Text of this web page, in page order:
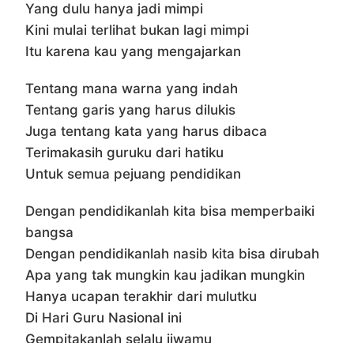
Yang dulu hanya jadi mimpi
Kini mulai terlihat bukan lagi mimpi
Itu karena kau yang mengajarkan
Tentang mana warna yang indah
Tentang garis yang harus dilukis
Juga tentang kata yang harus dibaca
Terimakasih guruku dari hatiku
Untuk semua pejuang pendidikan
Dengan pendidikanlah kita bisa memperbaiki
bangsa
Dengan pendidikanlah nasib kita bisa dirubah
Apa yang tak mungkin kau jadikan mungkin
Hanya ucapan terakhir dari mulutku
Di Hari Guru Nasional ini
Gempitakanlah selalu jiwamu